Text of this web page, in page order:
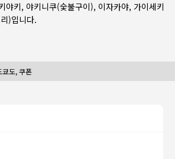
야키, 야키니쿠(숯불구이), 이자카야, 가이세키
)입니다.
쿄도, 쿠폰